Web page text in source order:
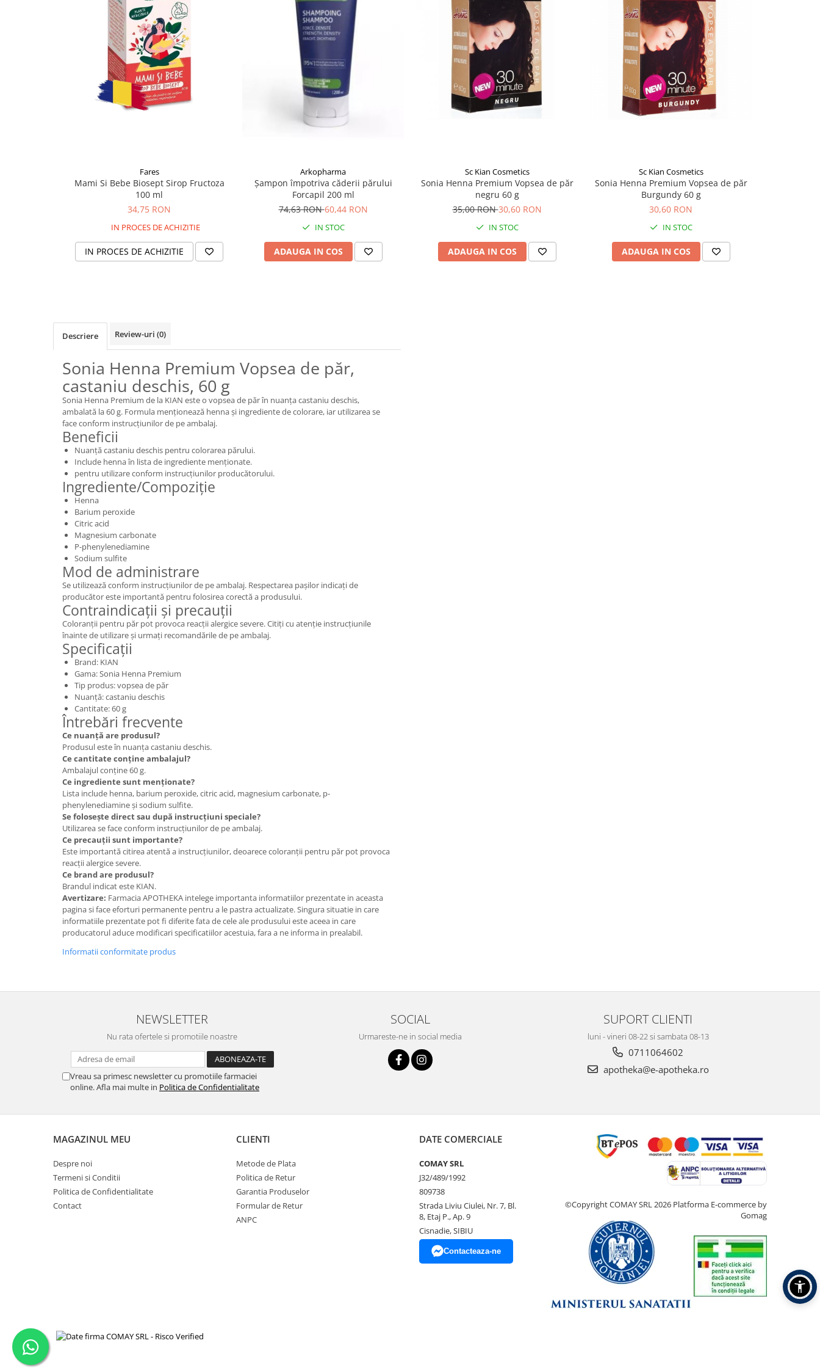
Tincturi si Gemoderivate
Fares
Mami Si Bebe Biosept Sirop Fructoza
100 ml
34,75 RON
IN PROCES DE ACHIZITIE
IN PROCES DE ACHIZITIE
Arkopharma
Șampon împotriva căderii părului
Forcapil 200 ml
74,63 RON60,44 RON
IN STOC
ADAUGA IN COS
Sc Kian Cosmetics
Sonia Henna Premium Vopsea de păr
negru 60 g
35,00 RON30,60 RON
IN STOC
ADAUGA IN COS
Sc Kian Cosmetics
Sonia Henna Premium Vopsea de păr
Burgundy 60 g
30,60 RON
IN STOC
ADAUGA IN COS
Descriere Review-uri (0)
Sonia Henna Premium Vopsea de păr,
castaniu deschis, 60 g
Sonia Henna Premium de la KIAN este o vopsea de păr în nuanța castaniu deschis,
ambalată la 60 g. Formula menționează henna și ingrediente de colorare, iar utilizarea se
face conform instrucțiunilor de pe ambalaj.
Beneficii
Nuanță castaniu deschis pentru colorarea părului.
Include henna în lista de ingrediente menționate.
pentru utilizare conform instrucțiunilor producătorului.
Ingrediente/Compoziție
Henna
Barium peroxide
Citric acid
Magnesium carbonate
P-phenylenediamine
Sodium sulfite
Mod de administrare
Se utilizează conform instrucțiunilor de pe ambalaj. Respectarea pașilor indicați de
producător este importantă pentru folosirea corectă a produsului.
Contraindicații și precauții
Coloranții pentru păr pot provoca reacții alergice severe. Citiți cu atenție instrucțiunile
înainte de utilizare și urmați recomandările de pe ambalaj.
Specificații
Brand: KIAN
Gama: Sonia Henna Premium
Tip produs: vopsea de păr
Nuanță: castaniu deschis
Cantitate: 60 g
Întrebări frecvente
Ce nuanță are produsul?
Produsul este în nuanța castaniu deschis.
Ce cantitate conține ambalajul?
Ambalajul conține 60 g.
Ce ingrediente sunt menționate?
Lista include henna, barium peroxide, citric acid, magnesium carbonate, p-
phenylenediamine și sodium sulfite.
Se folosește direct sau după instrucțiuni speciale?
Utilizarea se face conform instrucțiunilor de pe ambalaj.
Ce precauții sunt importante?
Este importantă citirea atentă a instrucțiunilor, deoarece coloranții pentru păr pot provoca
reacții alergice severe.
Ce brand are produsul?
Brandul indicat este KIAN.
Avertizare: Farmacia APOTHEKA intelege importanta informatiilor prezentate in aceasta
pagina si face eforturi permanente pentru a le pastra actualizate. Singura situatie in care
informatiile prezentate pot fi diferite fata de cele ale produsului este aceea in care
producatorul aduce modificari specificatiilor acestuia, fara a ne informa in prealabil.
Informatii conformitate produs
NEWSLETTER
Nu rata ofertele si promotiile noastre
Vreau sa primesc newsletter cu promotiile farmaciei
online. Afla mai multe in Politica de Confidentialitate
SOCIAL
Urmareste-ne in social media
SUPORT CLIENTI
luni - vineri 08-22 si sambata 08-13
0711064602
apotheka@e-apotheka.ro
MAGAZINUL MEU
Despre noi
Termeni si Conditii
Politica de Confidentialitate
Contact
CLIENTI
Metode de Plata
Politica de Retur
Garantia Produselor
Formular de Retur
ANPC
DATE COMERCIALE
COMAY SRL
J32/489/1992
809738
Strada Liviu Ciulei, Nr. 7, Bl.
8, Etaj P., Ap. 9
Cisnadie, SIBIU
Contacteaza-ne
©Copyright COMAY SRL 2026 Platforma E-commerce by
Gomag